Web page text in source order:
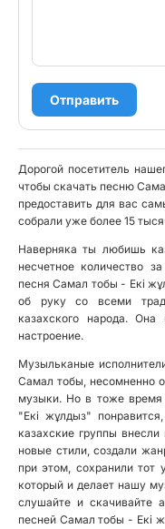
Отправить
Дорогой посетитель
чтобы скачать песню
предоставить для вас
собрали уже более 15
Наверняка ты любишь
несчетное количество
песня Самал тобы - Екі
об руку со всеми
казахского народа.
настроение.
Музыльканые
Самал тобы, несомненно
музыки. Но в тоже время
"Екі жұлдыз"
казахские группы
новые стили, создали
при этом, сохранили тот
который и делает нашу
слушайте и скачивайте
песней Самал тобы - Екі